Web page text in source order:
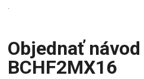
.
Objednať
BCHF2MX16